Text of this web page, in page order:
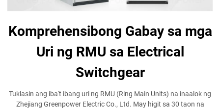
Makipag-ugnayan sa Amin
Komprehensibong Gabay sa mga
Uri ng RMU sa Electrical
Switchgear
Tuklasin ang iba't ibang uri ng RMU (Ring Main Units) na inaalok ng
Zhejiang Greenpower Electric Co., Ltd. May higit sa 30 taon na